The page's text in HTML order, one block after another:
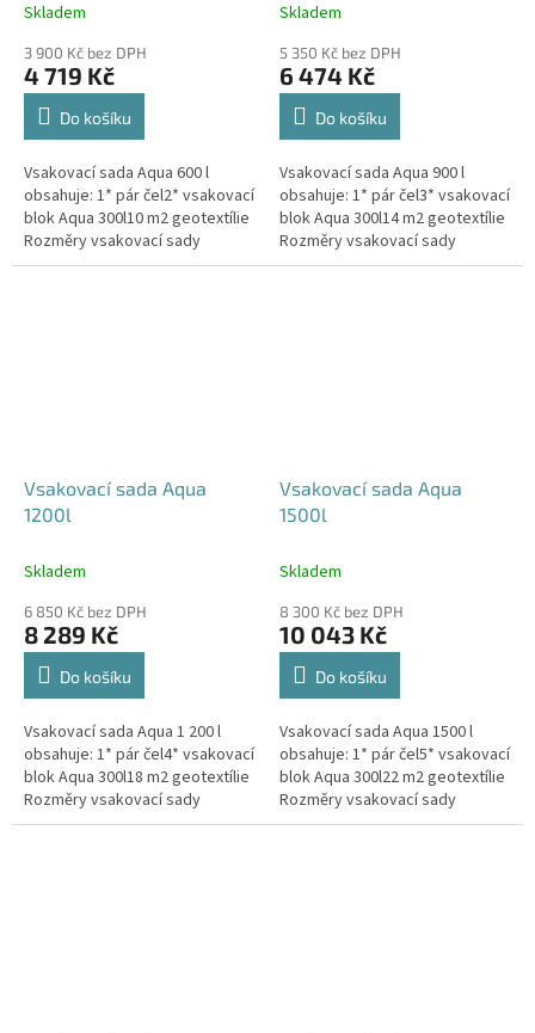
Průměrné
produktu
je
5,0
hvězdiček.
Skladem
3 900 Kč bez DPH
4 719 Kč
Do košíku
Vsakovací sada Aqua 600 l
obsahuje: 1* pár čel2* vsakovací
blok Aqua 300l10 m2 geotextílie
Rozměry vsakovací sady
240x80x52 cm Nesedí vám
Průměrné
produktu
je
5,0
hvězdiček.
Skladem
5 350 Kč bez DPH
6 474 Kč
Do košíku
Vsakovací sada Aqua 900 l
obsahuje: 1* pár čel3* vsakovací
blok Aqua 300l14 m2 geotextílie
Rozměry vsakovací sady
360x80x52 cm Nesedí vám
Vsakovací sada Aqua
1200l
Skladem
6 850 Kč bez DPH
8 289 Kč
Do košíku
Vsakovací sada Aqua 1 200 l
obsahuje: 1* pár čel4* vsakovací
blok Aqua 300l18 m2 geotextílie
Rozměry vsakovací sady
480x80x52 cm Nosnost bloků až
Vsakovací sada Aqua
1500l
Skladem
8 300 Kč bez DPH
10 043 Kč
Do košíku
Vsakovací sada Aqua 1500 l
obsahuje: 1* pár čel5* vsakovací
blok Aqua 300l22 m2 geotextílie
Rozměry vsakovací sady
600x80x52 cm Nosnost bloků až